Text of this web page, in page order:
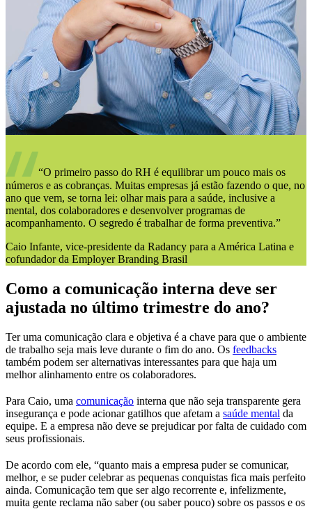
“O primeiro passo do RH é equilibrar um pouco mais os
números e as cobranças. Muitas empresas já estão fazendo o que, no
ano que vem, se torna lei: olhar mais para a saúde, inclusive a
mental, dos colaboradores e desenvolver programas de
acompanhamento. O segredo é trabalhar de forma preventiva.”
Caio Infante, vice-presidente da Radancy para a América Latina e
cofundador da Employer Branding Brasil
Como a comunicação interna deve ser
ajustada no último trimestre do ano?
Ter uma comunicação clara e objetiva é a chave para que o ambiente
de trabalho seja mais leve durante o fim do ano. Os feedbacks
também podem ser alternativas interessantes para que haja um
melhor alinhamento entre os colaboradores.
Para Caio, uma comunicação interna que não seja transparente gera
insegurança e pode acionar gatilhos que afetam a saúde mental da
equipe. E a empresa não deve se prejudicar por falta de cuidado com
seus profissionais.
De acordo com ele, “quanto mais a empresa puder se comunicar,
melhor, e se puder celebrar as pequenas conquistas fica mais perfeito
ainda. Comunicação tem que ser algo recorrente e, infelizmente,
muita gente reclama não saber (ou saber pouco) sobre os passos e os